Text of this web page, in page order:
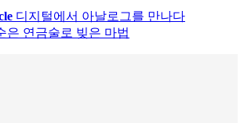
디지털에서 아날로그를 만나다
은 연금술로 빚은 마법